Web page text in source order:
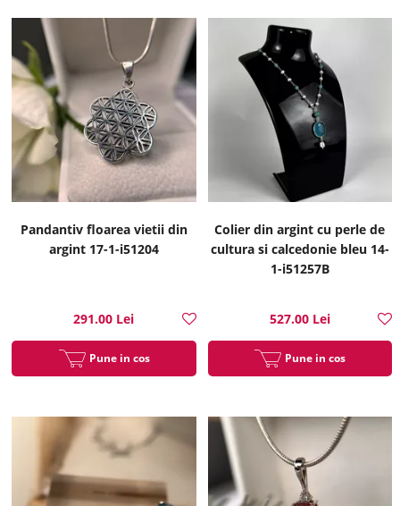
Pandantiv floarea vietii din
argint 17-1-i51204
291.00 Lei
Pune in cos
Colier din argint cu perle de
cultura si calcedonie bleu 14-
1-i51257B
527.00 Lei
Pune in cos